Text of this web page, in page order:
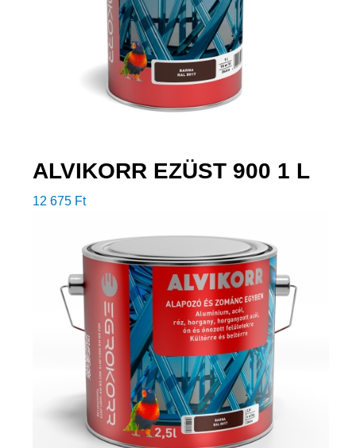
ALVIKORR EZÜST 900 1 L
12 675 Ft